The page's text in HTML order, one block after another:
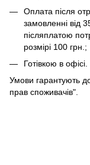
Оплата після
замовленні від
післяплатою
розмірі 100 грн.;
Готівкою в офісі.
Умови гарантують
прав споживачів".